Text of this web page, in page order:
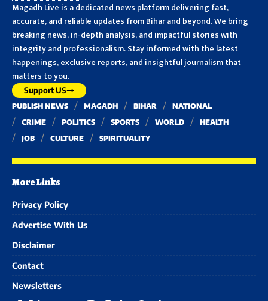
Magadh Live is a dedicated news platform delivering fast,
accurate, and reliable updates from Bihar and beyond. We bring
breaking news, in-depth analysis, and impactful stories with
integrity and professionalism. Stay informed with the latest
happenings, exclusive reports, and insightful journalism that
matters to you.
Support US
PUBLISH NEWS MAGADH BIHAR
NATIONAL
CRIME
POLITICS SPORTS WORLD
HEALTH
JOB
CULTURE SPIRITUALITY
More Links
Privacy Policy
Advertise With Us
Disclaimer
Contact
Newsletters